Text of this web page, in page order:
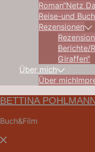
Roman“Netz
Reise-und
Rezensionen
Berichte/
Giraffen“
Über mich
Über mich
BETTINA
Buch&Film
Menü